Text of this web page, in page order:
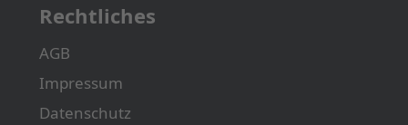
Rechtliches
AGB
Impressum
Datenschutz